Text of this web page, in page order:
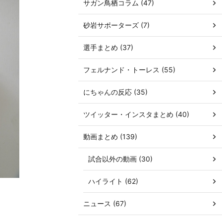
サガン鳥栖コラム (47)
砂岩サポーターズ (7)
選手まとめ (37)
フェルナンド・トーレス (55)
にちゃんの反応 (35)
ツイッター・インスタまとめ (40)
動画まとめ (139)
試合以外の動画 (30)
ハイライト (62)
ニュース (67)